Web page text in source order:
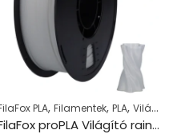
PLA, Filamentek, PLA, Világító PLA
FilaFox proPLA Világító rainbow (1000g / 1,75mm)